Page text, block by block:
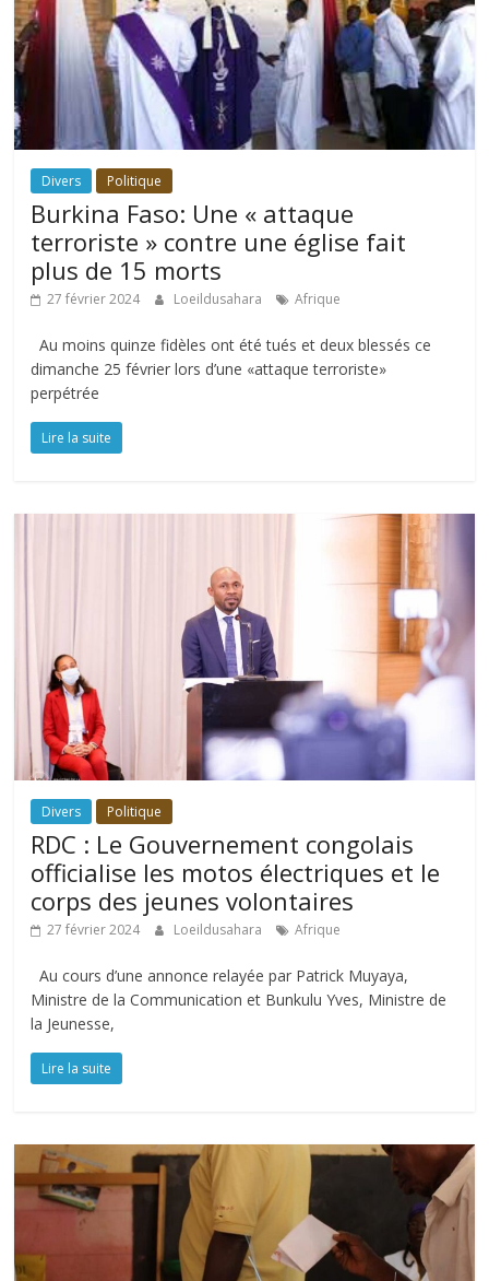
Divers Politique
Burkina Faso: Une « attaque
terroriste » contre une église fait
plus de 15 morts
27 février 2024 Loeildusahara Afrique
Au moins quinze fidèles ont été tués et deux blessés ce
dimanche 25 février lors d’une «attaque terroriste»
perpétrée
Lire la suite
Divers Politique
RDC : Le Gouvernement congolais
officialise les motos électriques et le
corps des jeunes volontaires
27 février 2024 Loeildusahara Afrique
Au cours d’une annonce relayée par Patrick Muyaya,
Ministre de la Communication et Bunkulu Yves, Ministre de
la Jeunesse,
Lire la suite